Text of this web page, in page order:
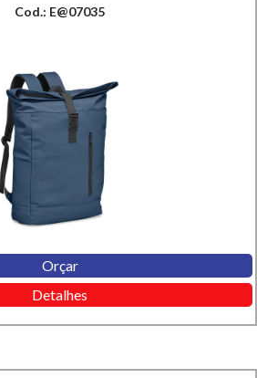
Cod.: E@07035
Orçar
Detalhes